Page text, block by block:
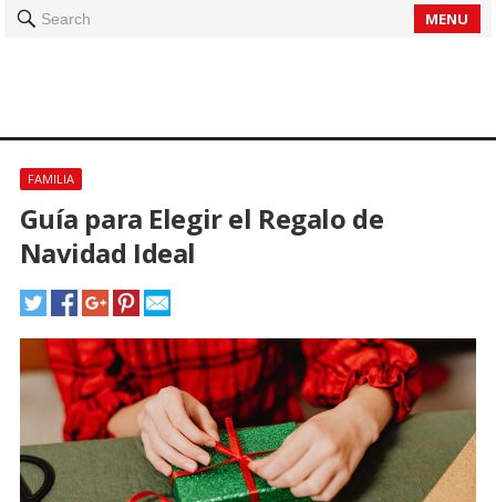
Search MENU
FAMILIA
Guía para Elegir el Regalo de
Navidad Ideal